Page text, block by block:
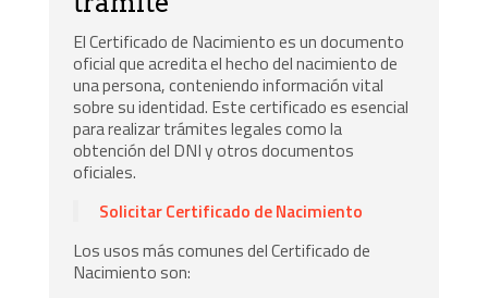
El Certificado de Nacimiento es un documento
oficial que acredita el hecho del nacimiento de
una persona, conteniendo información vital
sobre su identidad. Este certificado es esencial
para realizar trámites legales como la
obtención del DNI y otros documentos
oficiales.
Solicitar Certificado de Nacimiento
Los usos más comunes del Certificado de
Nacimiento son: